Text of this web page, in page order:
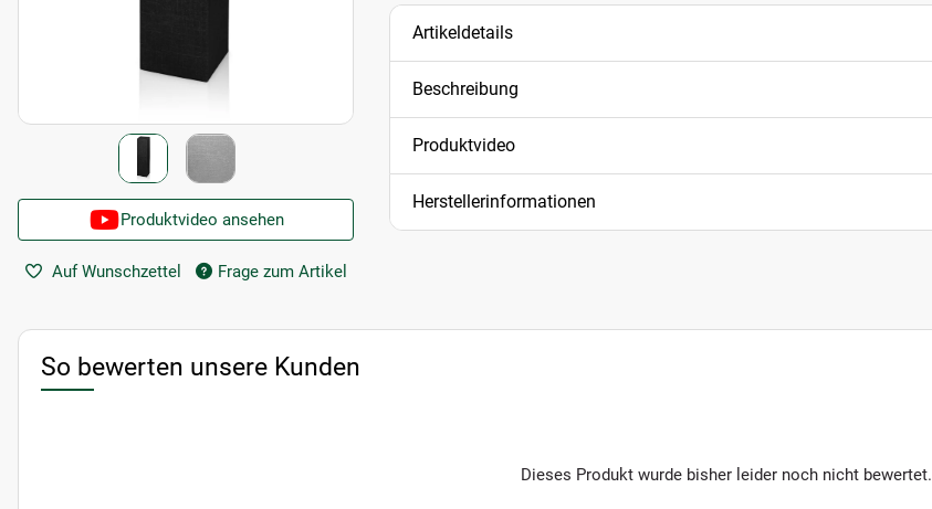
Produktvideo ansehen
Auf Wunschzettel Frage zum Artikel
Artikeldetails
Beschreibung
Produktvideo
Herstellerinformationen
So bewerten unsere Kunden
Dieses Produkt wurde bisher leider noch nicht bewertet.